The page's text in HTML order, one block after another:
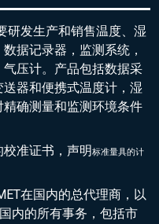
研发生产和销售温度、湿
据记录器，监测系统，
压计。产品包括数据采
器和便携式温度计，湿
确测量和监测环境条件
准证书，声明标准量具的计
在国内的总代理商，以
内的所有事务，包括市